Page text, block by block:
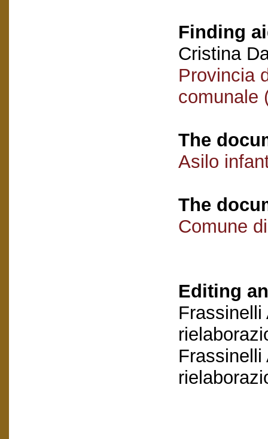
Finding
Cristina
Provincia
comunale
The
Asilo
The
Comune
Editing
Frassinelli
Frassinelli